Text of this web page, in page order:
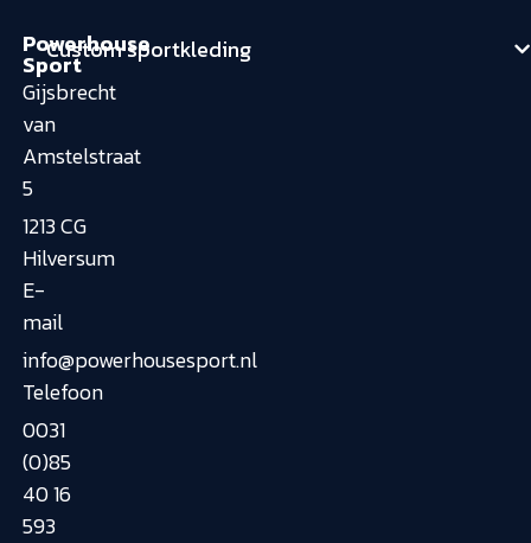
Powerhouse
Sport
Gijsbrecht
van
Amstelstraat
5
1213 CG
Hilversum
E-
mail
info@powerhousesport.nl
Telefoon
0031
(0)85
40 16
593
Custom sportkleding